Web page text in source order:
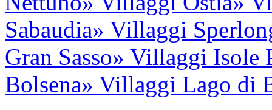
Sabaudia» Villaggi
Gran Sasso» Villaggi Isole
Bolsena» Villaggi Lago di